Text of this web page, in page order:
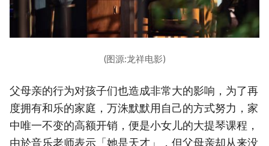
(图源:龙祥电影)
父母亲的行为对孩子们也造成非常大的影响，为了再
度拥有和乐的家庭，万洙默默用自己的方式努力，家
中唯一不变的高额开销，便是小女儿的大提琴课程，
由於音乐老师表示「她是天才」，但父母亲却从来没